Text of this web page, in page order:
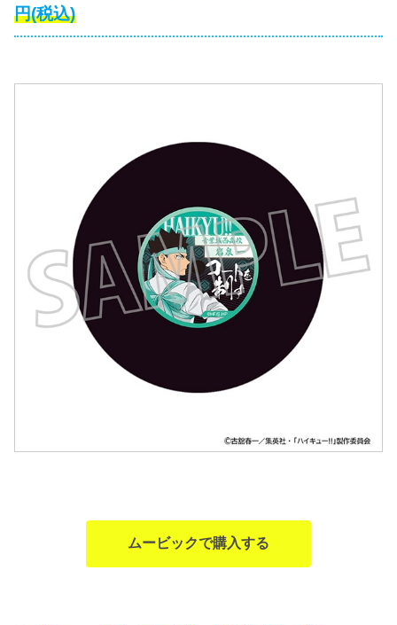
円(税込)
ムービックで購入する